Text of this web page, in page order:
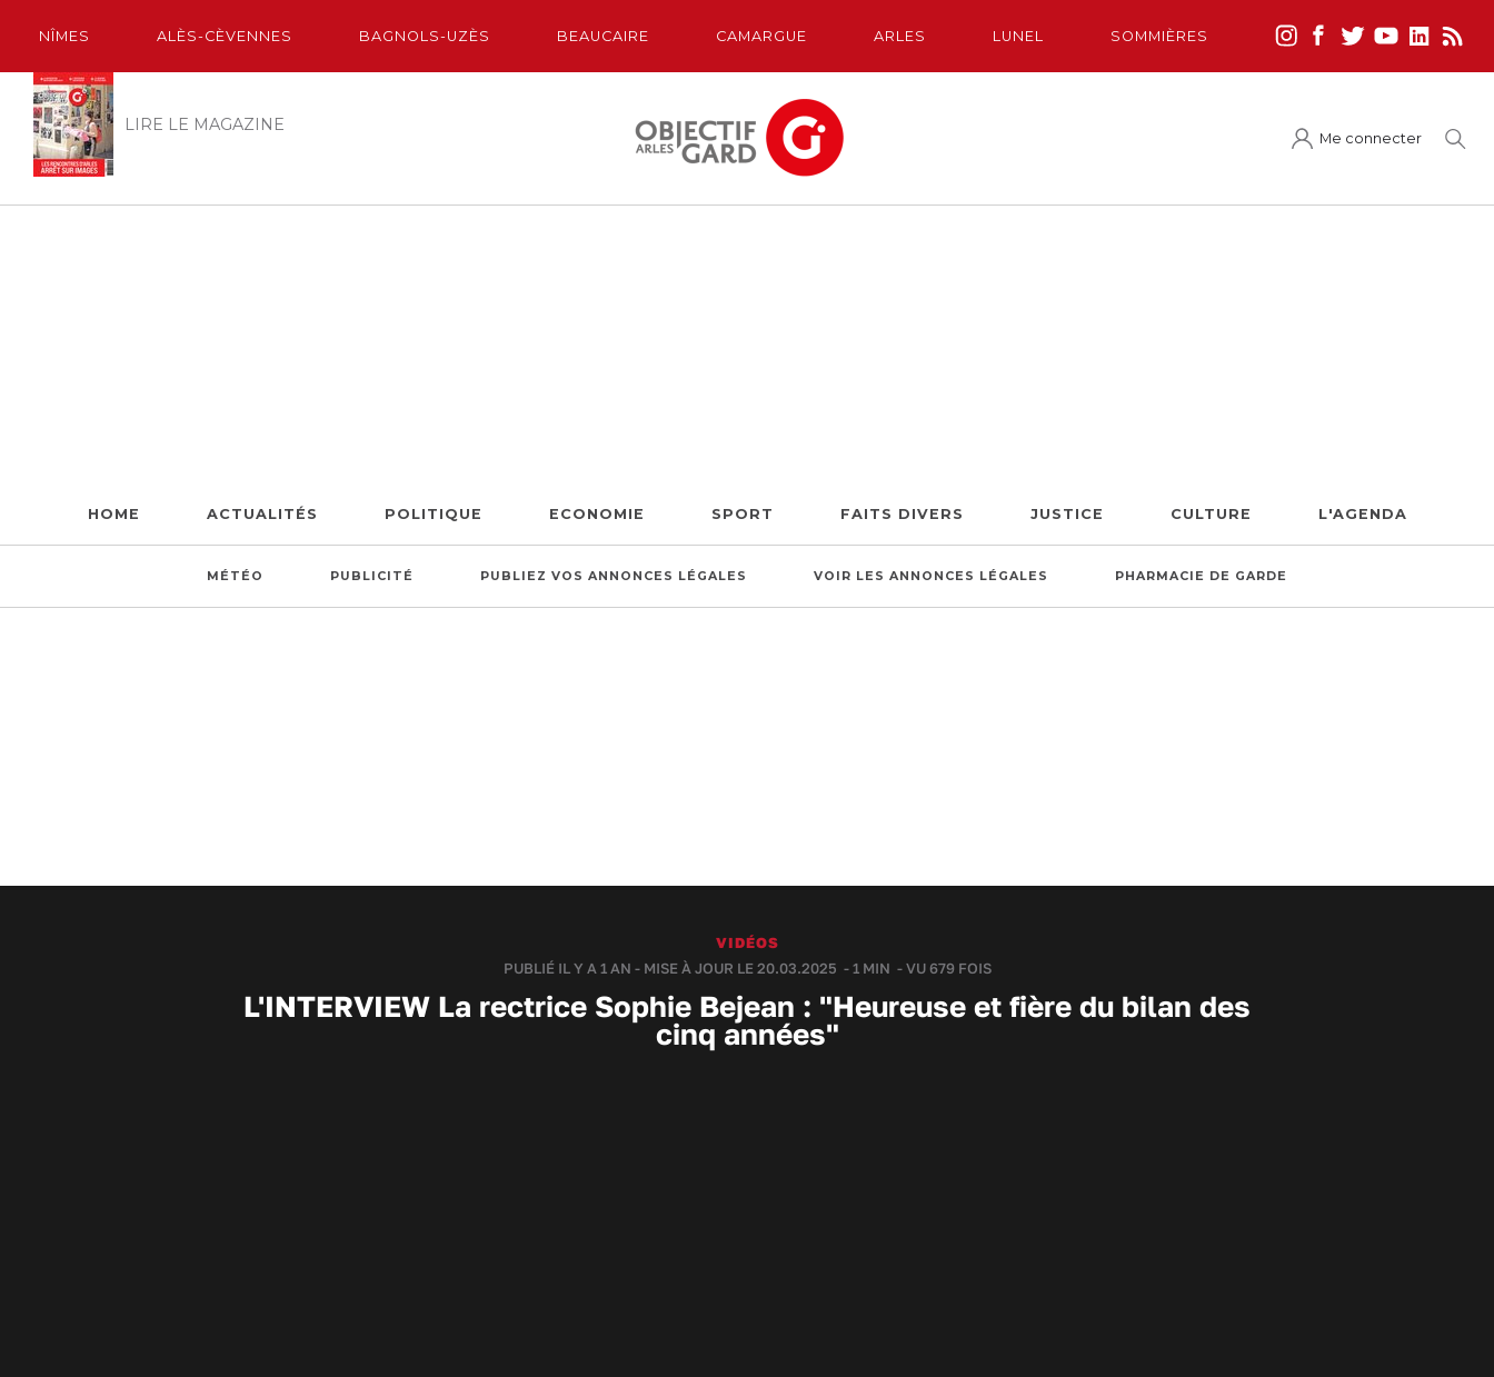
NÎMES ALÈS-CÈVENNES BAGNOLS-UZÈS BEAUCAIRE CAMARGUE ARLES LUNEL SOMMIÈRES
LIRE LE MAGAZINE
Me connecter
HOME ACTUALITÉS POLITIQUE ECONOMIE SPORT FAITS DIVERS JUSTICE CULTURE L'AGENDA
MÉTÉO PUBLICITÉ PUBLIEZ VOS ANNONCES LÉGALES VOIR LES ANNONCES LÉGALES PHARMACIE DE GARDE
VIDÉOS
PUBLIÉ IL Y A 1 AN - MISE À JOUR LE 20.03.2025 -1 MIN - VU 679 FOIS
L'INTERVIEW La rectrice Sophie Bejean : "Heureuse et fière du bilan des
cinq années"